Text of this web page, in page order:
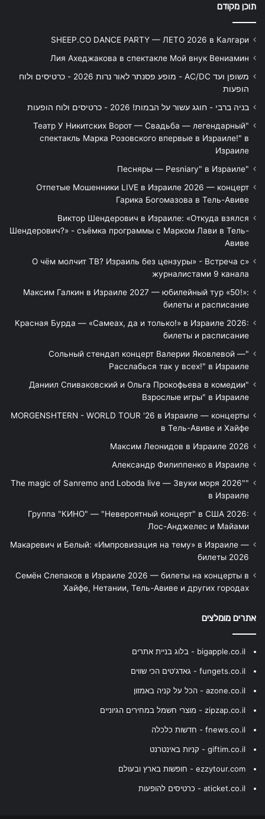
תוכן מקודם
SHEEP.CO DANCE PARTY — ЛЕТО 2026 в Калгари
Лия Ахеджакова в спектакле Мой внук Вениамин
משופן ועד AC/DC - מופע פסנתר לאור נרות 2026 - כרטיסים ולוח
הופעות
בניה ברבי - חוגג עשור על הבמות! 2026 - כרטיסים ולוח הופעות
"Театр У Никитских Ворот — Свадьба — легендарный
спектакль Марка Розовского впервые в Израиле!" в
Израиле
"Песняры — Pesniary" в Израиле
Отпетые Мошенники LIVE в Израиле 2026 — концерт
Гарика Богомазова в Тель-Авиве
Виктор Шендерович в Израиле: «Откуда взялся
Шендерович?» - съёмка программы с Марком Лави в Тель-
Авиве
«О чём молчит ТВ? Израиль без цензуры» - Встреча с
журналистами 9 канала
Максим Галкин в Израиле 2027 — юбилейный тур «50!»:
билеты и расписание
Красная Бурда — «Самеах, да и только!» в Израиле 2026:
билеты и расписание
"Сольный стендап концерт Валерии Яковлевой —
Расслабься так у всех!" в Израиле
"Даниил Спиваковский и Ольга Прокофьева в комедии
Взрослые игры" в Израиле
MORGENSHTERN - WORLD TOUR '26 в Израиле — концерты
в Тель-Авиве и Хайфе
Максим Леонидов в Израиле 2026
Александр Филиппенко в Израиле
"The magic of Sanremo and Loboda live — Звуки моря 2026"
в Израиле
Группа "КИНО" — "Невероятный концерт" в США 2026:
Лос-Анджелес и Майами
Макаревич и Белый: «Импровизация на тему» в Израиле —
билеты 2026
Семён Слепаков в Израиле 2026 — билеты на концерты в
Хайфе, Нетании, Тель-Авиве и других городах
אתרים מומלצים
bigapple.co.il - בלוג בניית אתרים
fungets.co.il - גאדג'טים הכי שווים
azone.co.il - הכל על קניה באמזון
zipzap.co.il - מוצרי חשמל במחירים הגיוניים
fnews.co.il - חדשות כלכלה
giftim.co.il - קניות באינטרנט
ezzytour.com - חופשות בארץ ובעולם
aticket.co.il - כרטיסים להופעות